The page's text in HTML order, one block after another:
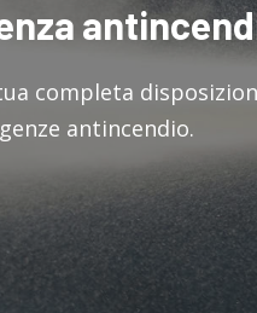
completa
antincendio.